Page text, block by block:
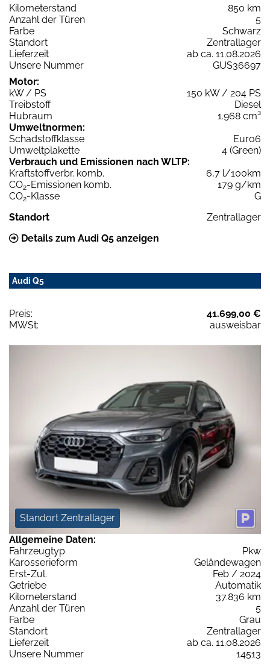
Kilometerstand
850 km
Anzahl der Türen
5
Farbe
Schwarz
Standort
Zentrallager
Lieferzeit
ab ca. 11.08.2026
Unsere Nummer
GUS36697
Motor:
kW / PS
150 kW / 204 PS
Treibstoff
Diesel
Hubraum
1.968 cm³
Umweltnormen:
Schadstoffklasse
Euro6
Umweltplakette
4 (Green)
Verbrauch und Emissionen nach WLTP:
Kraftstoffverbr. komb.
6,7 l/100km
CO2-Emissionen komb.
179 g/km
CO2-Klasse
G
Standort
Zentrallager
Details zum Audi Q5 anzeigen
Audi Q5
Preis:
41.699,00 €
MWSt:
ausweisbar
Standort Zentrallager
Allgemeine Daten:
Fahrzeugtyp
Pkw
Karosserieform
Geländewagen
Erst-Zul.
Feb / 2024
Getriebe
Automatik
Kilometerstand
37.836 km
Anzahl der Türen
5
Farbe
Grau
Standort
Zentrallager
Lieferzeit
ab ca. 11.08.2026
Unsere Nummer
14513